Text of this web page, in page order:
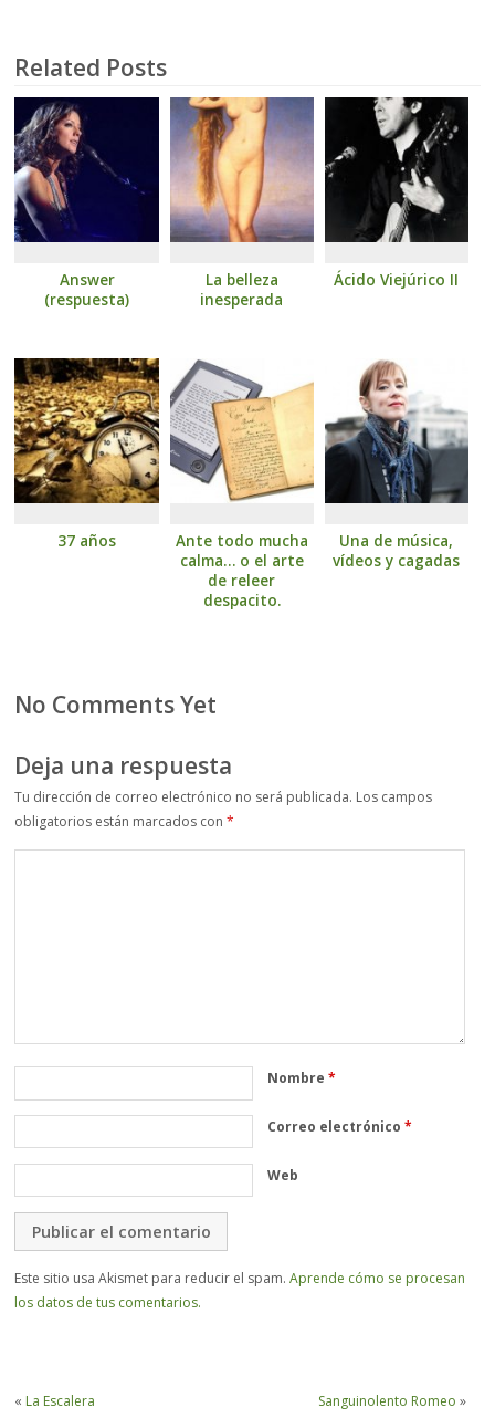
Related Posts
Answer
(respuesta)
La belleza
inesperada
Ácido Viejúrico II
37 años
Ante todo mucha
calma… o el arte
de releer
despacito.
Una de música,
vídeos y cagadas
No Comments Yet
Deja una respuesta
Tu dirección de correo electrónico no será publicada. Los campos
obligatorios están marcados con*
Nombre*
Correo electrónico*
Web
Este sitio usa Akismet para reducir el spam.Aprende cómo se procesan
los datos de tus comentarios.
« La Escalera Sanguinolento Romeo »